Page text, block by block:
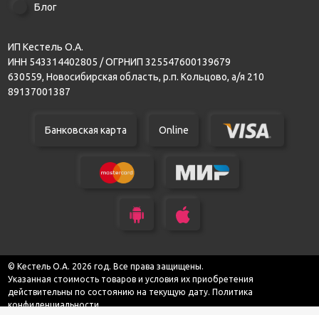
Блог
ИП Кестель О.А.
ИНН 543314402805 / ОГРНИП 325547600139679
630559, Новосибирская область, р.п. Кольцово, а/я 210
89137001387
Банковская карта Online
© Кестель О.А. 2026 год. Все права защищены.
Указанная стоимость товаров и условия их приобретения
действительны по состоянию на текущую дату. Политика
конфиденциальности.